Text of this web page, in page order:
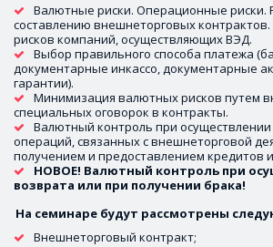
Валютные риски. Операционные риски.
составлению внешнеторговых
рисков компаний, осуществляющих ВЭД.
Выбор правильного способа платежа
документарные инкассо, документарные
гарантии).
Минимизация валютных рисков путем
специальных оговорок в контракты.
Валютный контроль при
операций, связанных с внешнеторговой
получением и предоставлением кредитов
НОВОЕ! Валютный контроль при
возврата или при получении брака!
На семинаре будут рассмотрены
Внешнеторговый контракт;